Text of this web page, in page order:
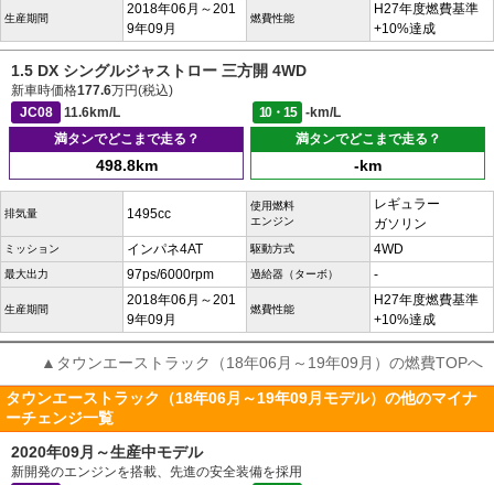
生産期間
2018年06月～201
9年09月
燃費性能
H27年度燃費基準
+10%達成
1.5 DX シングルジャストロー 三方開 4WD
新車時価格177.6万円(税込)
JC08
11.6km/L 10・15
-km/L
満タンでどこまで走る？
498.8km
満タンでどこまで走る？
-km
排気量 1495cc
使用燃料
エンジン
レギュラー
ガソリン
ミッション インパネ4AT 駆動方式 4WD
最大出力 97ps/6000rpm 過給器（ターボ） -
生産期間
2018年06月～201
9年09月
燃費性能
H27年度燃費基準
+10%達成
▲タウンエーストラック（18年06月～19年09月）の燃費TOPへ
タウンエーストラック（18年06月～19年09月モデル）の他のマイナ
ーチェンジ一覧
2020年09月～生産中モデル
新開発のエンジンを搭載、先進の安全装備を採用